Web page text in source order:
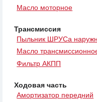
Масло моторное
Трансмиссия
Пыльник ШРУСа
Масло
Фильтр АКПП
Ходовая часть
Амортизатор передний